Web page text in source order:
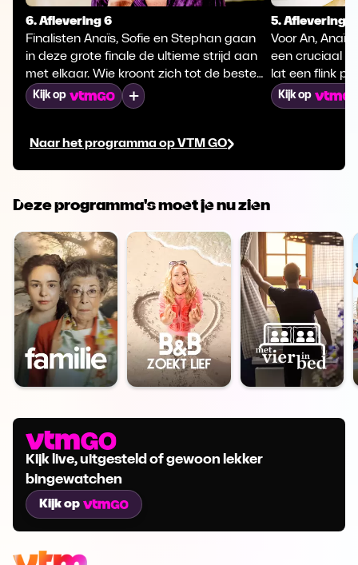
Naar het programma op VTM GO
6. Aflevering 6
Finalisten Anaïs, Sofie en Stephan gaan
in deze grote finale de ultieme strijd aan
met elkaar. Wie kroont zich tot de beste
pottenbakker van Vlaanderen? De
winnaar gaat naar huis met een unieke
gedraaid en die afgewerkt is met echt
Kijk op
5. Aflevering 5
Voor An,
een cruciaal
lat een flink
finale.
duidelijk: 'Go
Kijk op
Deze programma's moet je nu zien
Kijk live, uitgesteld of gewoon lekker
bingewatchen
Kijk op